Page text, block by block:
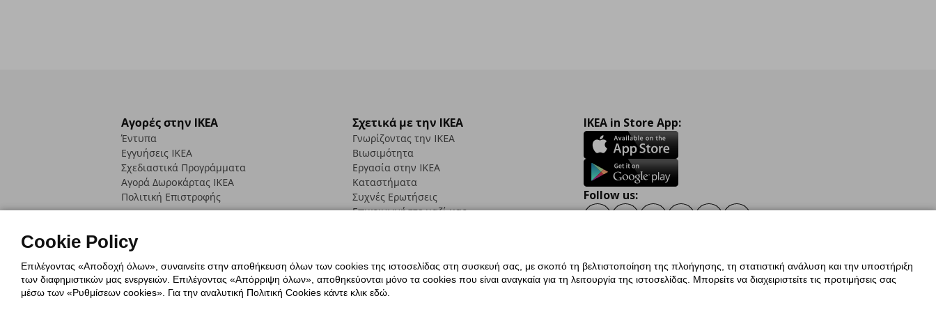
Αγορές στην IKEA
Έντυπα
Εγγυήσεις IKEA
Σχεδιαστικά Προγράμματα
Αγορά Δωρoκάρτας IKEA
Πολιτική Επιστροφής
Σχετικά με την IKEA
Γνωρίζοντας την IKEA
Βιωσιμότητα
Εργασία στην IKEA
Καταστήματα
Συχνές Ερωτήσεις
Επικοινωνήστε μαζί μας
IKEA in Store App:
Follow us:
Πολιτική Cookies Δήλωση ψηφιακής προσβασιμότητας
Γενική Πολιτική Προσωπικών Δεδομένων
Cookie Policy
Επιλέγοντας «Αποδοχή όλων», συναινείτε στην αποθήκευση όλων των cookies της ιστοσελίδας στη συσκευή σας, με σκοπό τη βελτιστοποίηση της πλοήγησης, τη στατιστική ανάλυση και την υποστήριξη
των διαφημιστικών μας ενεργειών. Επιλέγοντας «Απόρριψη όλων», αποθηκεύονται μόνο τα cookies που είναι αναγκαία για τη λειτουργία της ιστοσελίδας. Μπορείτε να διαχειριστείτε τις προτιμήσεις σας
μέσω των «Ρυθμίσεων cookies». Για την αναλυτική Πολιτική Cookies κάντε κλικ εδώ.